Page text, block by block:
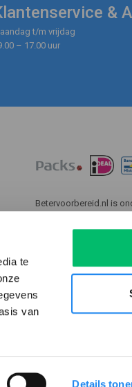
te
van
Details
&
t/m vrijdag
– 17.00 uur
Betervoorbereid.nl is